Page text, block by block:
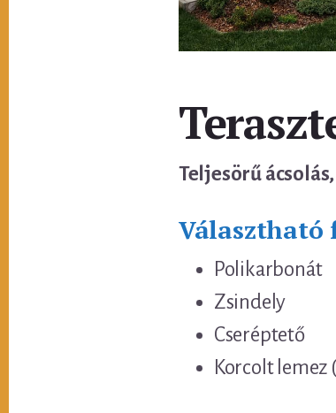
Teljesörű
Választható
Polikarbonát
Zsindely
Cseréptető
Korcolt